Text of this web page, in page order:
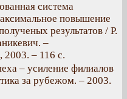
система
повышение
результатов / Р.
–
2003. – 116 с.
– усиление филиалов
за рубежом. – 2003.